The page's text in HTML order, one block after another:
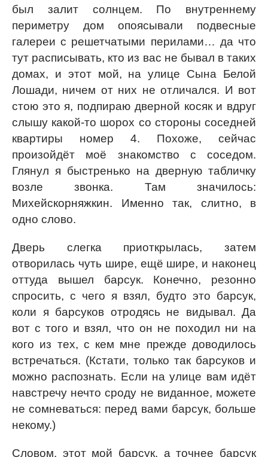
был залит солнцем. По внутреннему
периметру дом опоясывали подвесные
галереи с решетчатыми перилами… да что
тут расписывать, кто из вас не бывал в таких
домах, и этот мой, на улице Сына Белой
Лошади, ничем от них не отличался. И вот
стою это я, подпираю дверной косяк и вдруг
слышу какой-то шорох со стороны соседней
квартиры номер 4. Похоже, сейчас
произойдёт моё знакомство с соседом.
Глянул я быстренько на дверную табличку
возле звонка. Там значилось:
Михейскорняжкин. Именно так, слитно, в
одно слово.
Дверь слегка приоткрылась, затем
отворилась чуть шире, ещё шире, и наконец
оттуда вышел барсук. Конечно, резонно
спросить, с чего я взял, будто это барсук,
коли я барсуков отродясь не видывал. Да
вот с того и взял, что он не походил ни на
кого из тех, с кем мне прежде доводилось
встречаться. (Кстати, только так барсуков и
можно распознать. Если на улице вам идёт
навстречу нечто сроду не виданное, можете
не сомневаться: перед вами барсук, больше
некому.)
Словом, этот мой барсук, а точнее барсук